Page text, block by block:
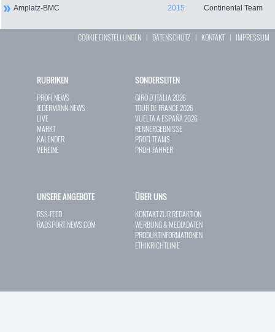
Amplatz-BMC
2015 Continental Team
COOKIE EINSTELLUNGEN | DATENSCHUTZ | KONTAKT| IMPRESSUM
RUBRIKEN
PROFI-NEWS
JEDERMANN-NEWS
LIVE
MARKT
KALENDER
VEREINE
SONDERSEITEN
GIRO D`ITALIA 2026
TOUR DE FRANCE 2026
VUELTA A ESPAÑA 2026
RENNERGEBNISSE
PROFI-TEAMS
PROFI-FAHRER
UNSERE ANGEBOTE
RSS-FEED
RADSPORT-NEWS.COM
ÜBER UNS
KONTAKT ZUR REDAKTION
WERBUNG & MEDIADATEN
PRODUKTINFORMATIONEN
ETHIKRICHTLINIE